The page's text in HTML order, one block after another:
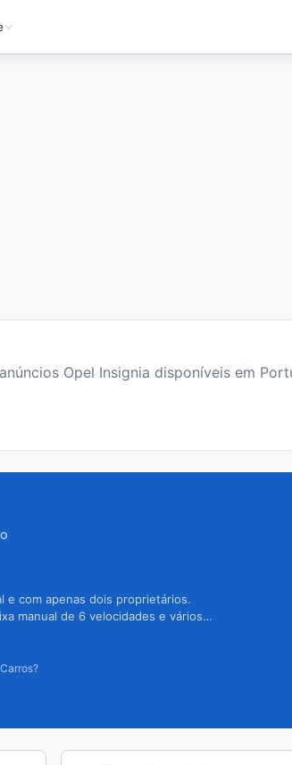
Opel Insignia disponíveis em
e com apenas dois proprietários.
manual de 6 velocidades e vários